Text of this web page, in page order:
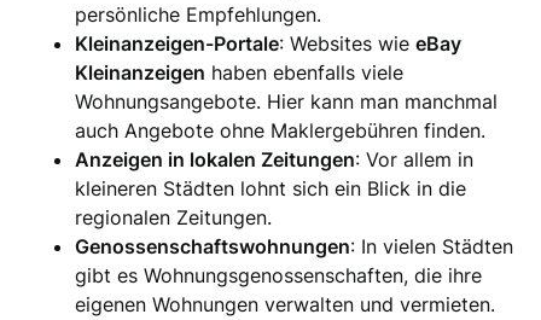
persönliche Empfehlungen.
Kleinanzeigen-Portale: Websites wieeBay
Kleinanzeigen haben ebenfalls viele
Wohnungsangebote. Hier kann man manchmal
auch Angebote ohne Maklergebühren finden.
Anzeigen in lokalen Zeitungen: Vor allem in
kleineren Städten lohnt sich ein Blick in die
regionalen Zeitungen.
Genossenschaftswohnungen: In vielen Städten
gibt es Wohnungsgenossenschaften, die ihre
eigenen Wohnungen verwalten und vermieten.